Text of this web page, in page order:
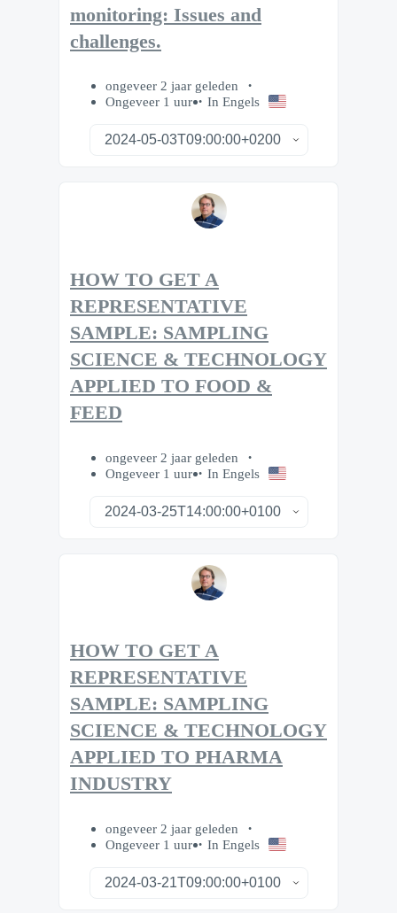
monitoring: Issues and
challenges.
ongeveer 2 jaar geleden
Ongeveer 1 uur
In Engels
HOW TO GET A
REPRESENTATIVE
SAMPLE: SAMPLING
SCIENCE & TECHNOLOGY
APPLIED TO FOOD &
FEED
ongeveer 2 jaar geleden
Ongeveer 1 uur
In Engels
HOW TO GET A
REPRESENTATIVE
SAMPLE: SAMPLING
SCIENCE & TECHNOLOGY
APPLIED TO PHARMA
INDUSTRY
ongeveer 2 jaar geleden
Ongeveer 1 uur
In Engels